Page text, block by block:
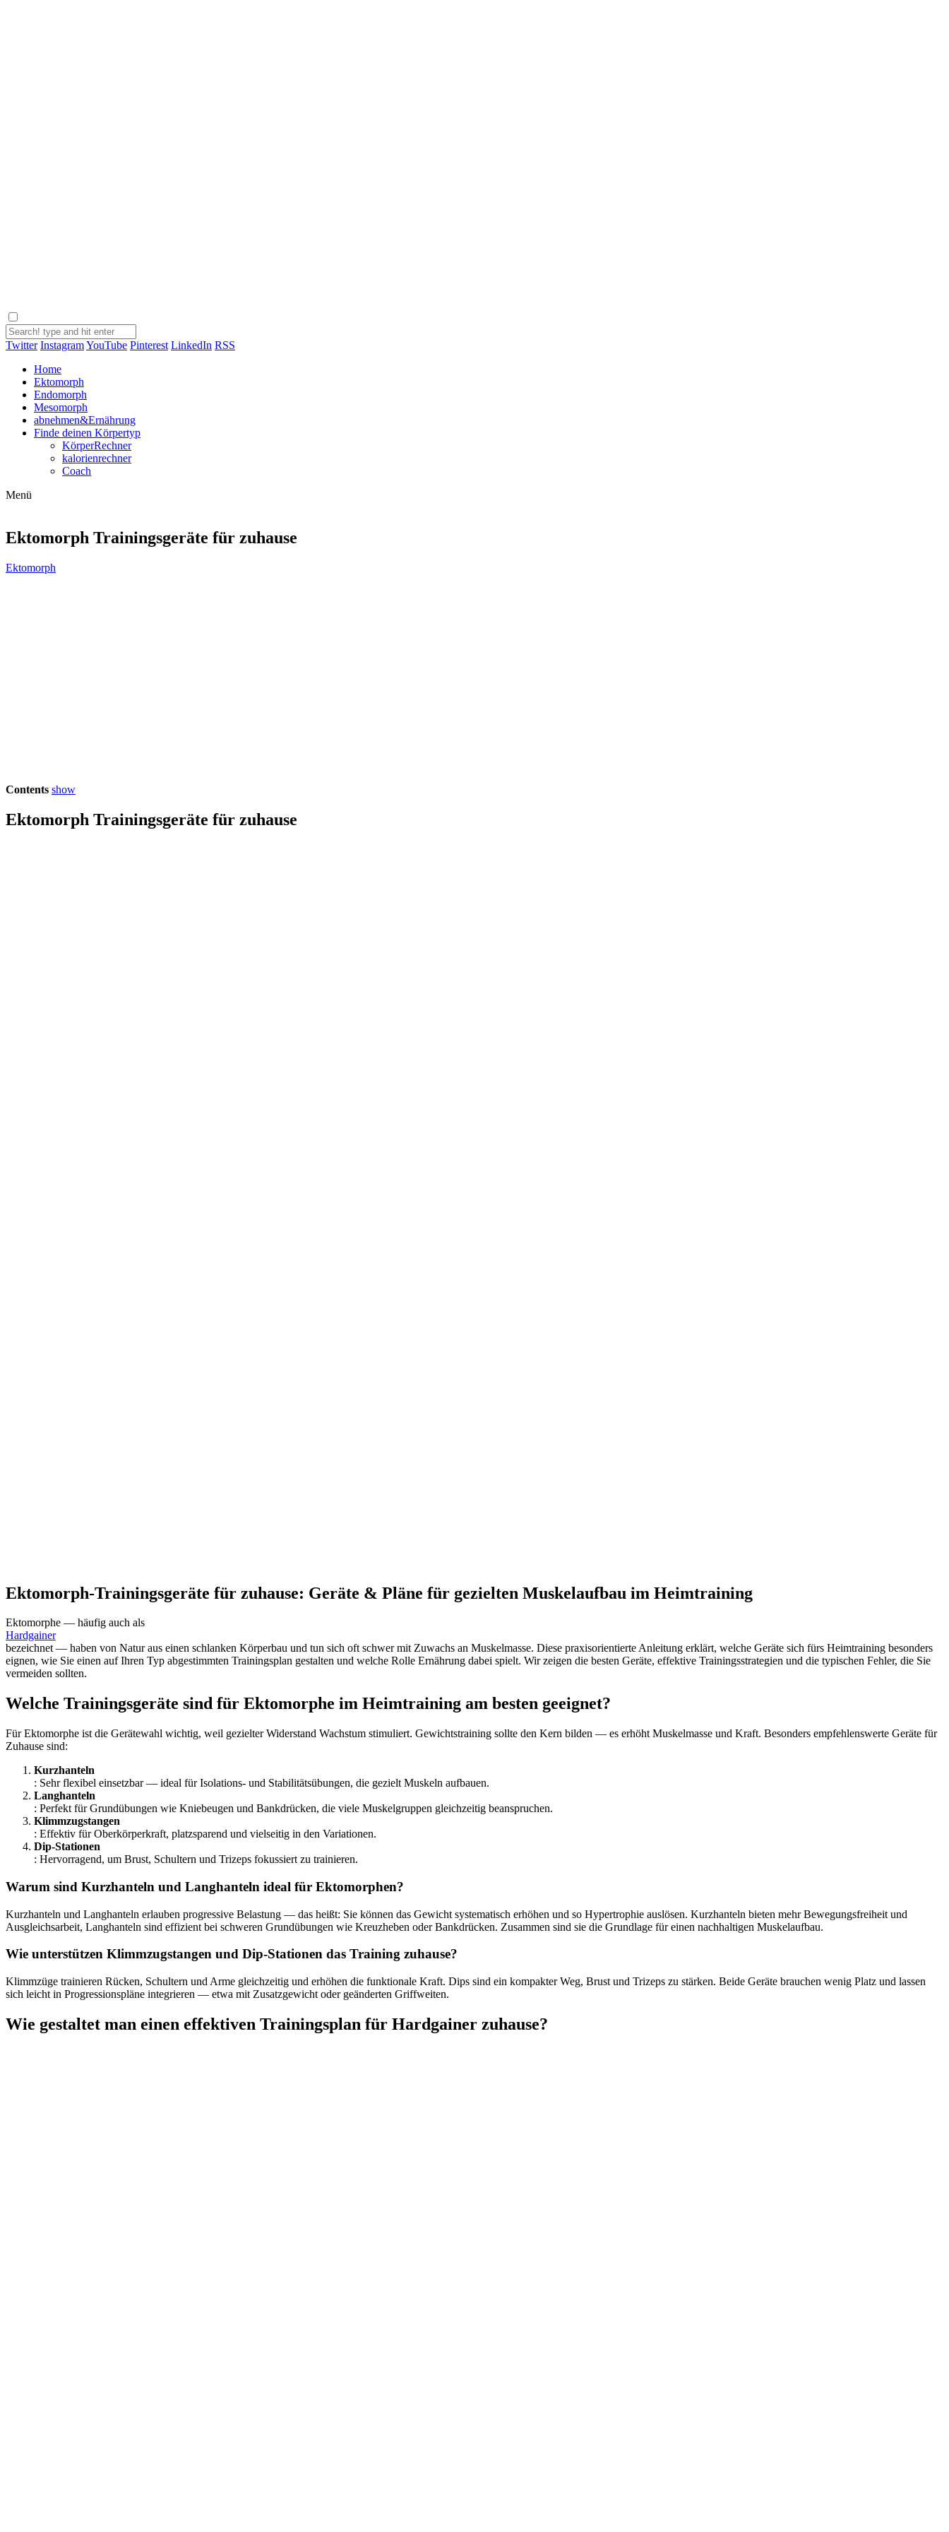
Twitter InstagramYouTube Pinterest LinkedIn RSS
Home
Ektomorph
Endomorph
Mesomorph
abnehmen&Ernährung
Finde deinen Körpertyp
KörperRechner
kalorienrechner
Coach
Menü
Ektomorph Trainingsgeräte für zuhause
Ektomorph
Contents show
Ektomorph Trainingsgeräte für zuhause
Ektomorph‑Trainingsgeräte für zuhause: Geräte & Pläne für gezielten Muskelaufbau im Heimtraining
Ektomorphe — häufig auch als
Hardgainer
bezeichnet — haben von Natur aus einen schlanken Körperbau und tun sich oft schwer mit Zuwachs an Muskelmasse. Diese praxisorientierte Anleitung erklärt, welche Geräte sich fürs Heimtraining besonders
eignen, wie Sie einen auf Ihren Typ abgestimmten Trainingsplan gestalten und welche Rolle Ernährung dabei spielt. Wir zeigen die besten Geräte, effektive Trainingsstrategien und die typischen Fehler, die Sie
vermeiden sollten.
Welche Trainingsgeräte sind für Ektomorphe im Heimtraining am besten geeignet?
Für Ektomorphe ist die Gerätewahl wichtig, weil gezielter Widerstand Wachstum stimuliert. Gewichtstraining sollte den Kern bilden — es erhöht Muskelmasse und Kraft. Besonders empfehlenswerte Geräte für
Zuhause sind:
Kurzhanteln
: Sehr flexibel einsetzbar — ideal für Isolations- und Stabilitätsübungen, die gezielt Muskeln aufbauen.
Langhanteln
: Perfekt für Grundübungen wie Kniebeugen und Bankdrücken, die viele Muskelgruppen gleichzeitig beanspruchen.
Klimmzugstangen
: Effektiv für Oberkörperkraft, platzsparend und vielseitig in den Variationen.
Dip‑Stationen
: Hervorragend, um Brust, Schultern und Trizeps fokussiert zu trainieren.
Warum sind Kurzhanteln und Langhanteln ideal für Ektomorphen?
Kurzhanteln und Langhanteln erlauben progressive Belastung — das heißt: Sie können das Gewicht systematisch erhöhen und so Hypertrophie auslösen. Kurzhanteln bieten mehr Bewegungsfreiheit und
Ausgleichsarbeit, Langhanteln sind effizient bei schweren Grundübungen wie Kreuzheben oder Bankdrücken. Zusammen sind sie die Grundlage für einen nachhaltigen Muskelaufbau.
Wie unterstützen Klimmzugstangen und Dip‑Stationen das Training zuhause?
Klimmzüge trainieren Rücken, Schultern und Arme gleichzeitig und erhöhen die funktionale Kraft. Dips sind ein kompakter Weg, Brust und Trizeps zu stärken. Beide Geräte brauchen wenig Platz und lassen
sich leicht in Progressionspläne integrieren — etwa mit Zusatzgewicht oder geänderten Griffweiten.
Wie gestaltet man einen effektiven Trainingsplan für Hardgainer zuhause?